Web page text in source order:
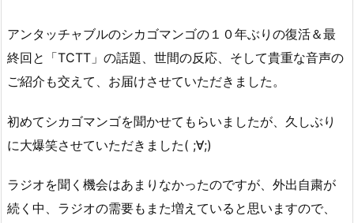
アンタッチャブルのシカゴマンゴの１０年ぶりの復活＆最
終回と「TCTT」の話題、世間の反応、そして貴重な音声の
ご紹介も交えて、お届けさせていただきました。
初めてシカゴマンゴを聞かせてもらいましたが、久しぶり
に大爆笑させていただきました( ;∀;)
ラジオを聞く機会はあまりなかったのですが、外出自粛が
続く中、ラジオの需要もまた増えていると思いますので、